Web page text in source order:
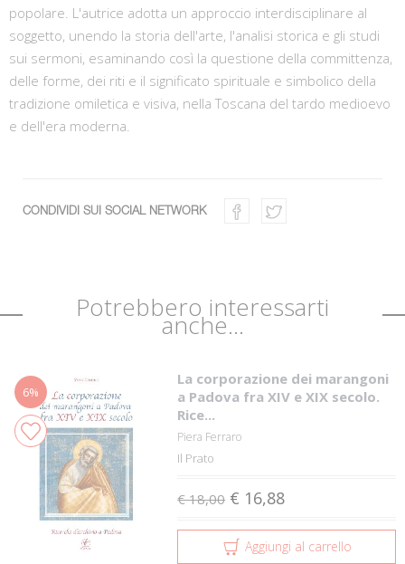
popolare. L'autrice adotta un approccio interdisciplinare al
soggetto, unendo la storia dell'arte, l'analisi storica e gli studi
sui sermoni, esaminando così la questione della committenza,
delle forme, dei riti e il significato spirituale e simbolico della
tradizione omiletica e visiva, nella Toscana del tardo medioevo
e dell'era moderna.
CONDIVIDI SUI SOCIAL NETWORK
Potrebbero interessarti
anche...
6%
La corporazione dei marangoni
a Padova fra XIV e XIX secolo.
Rice...
Piera Ferraro
Il Prato
€ 18,00 € 16,88
Aggiungi al carrello